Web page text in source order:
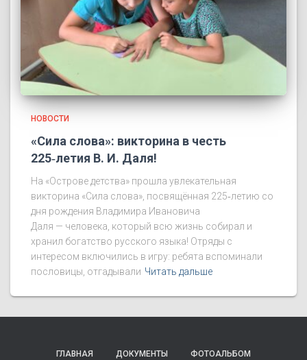
НОВОСТИ
«Сила слова»: викторина в честь
225‑летия В. И. Даля!
На «Острове детства» прошла увлекательная
викторина «Сила слова», посвящённая 225‑летию со
дня рождения Владимира Ивановича
Даля — человека, который всю жизнь собирал и
хранил богатство русского языка! Отряды с
интересом включились в игру: ребята вспоминали
пословицы, отгадывали Читать дальше
ГЛАВНАЯ ДОКУМЕНТЫ ФОТОАЛЬБОМ